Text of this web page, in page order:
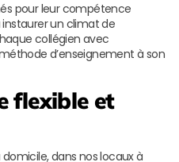
pour leur compétence
un climat de
collégien avec
d’enseignement à son
flexible et
dans nos locaux à